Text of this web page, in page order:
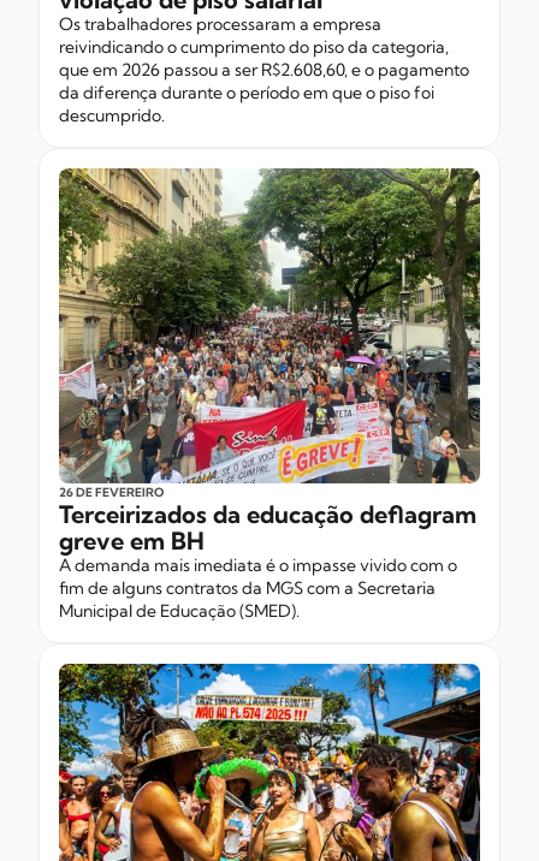
Os trabalhadores processaram a empresa
reivindicando o cumprimento do piso da categoria,
que em 2026 passou a ser R$2.608,60, e o pagamento
da diferença durante o período em que o piso foi
descumprido.
26 DE FEVEREIRO
Terceirizados da educação deflagram
greve em BH
A demanda mais imediata é o impasse vivido com o
fim de alguns contratos da MGS com a Secretaria
Municipal de Educação (SMED).